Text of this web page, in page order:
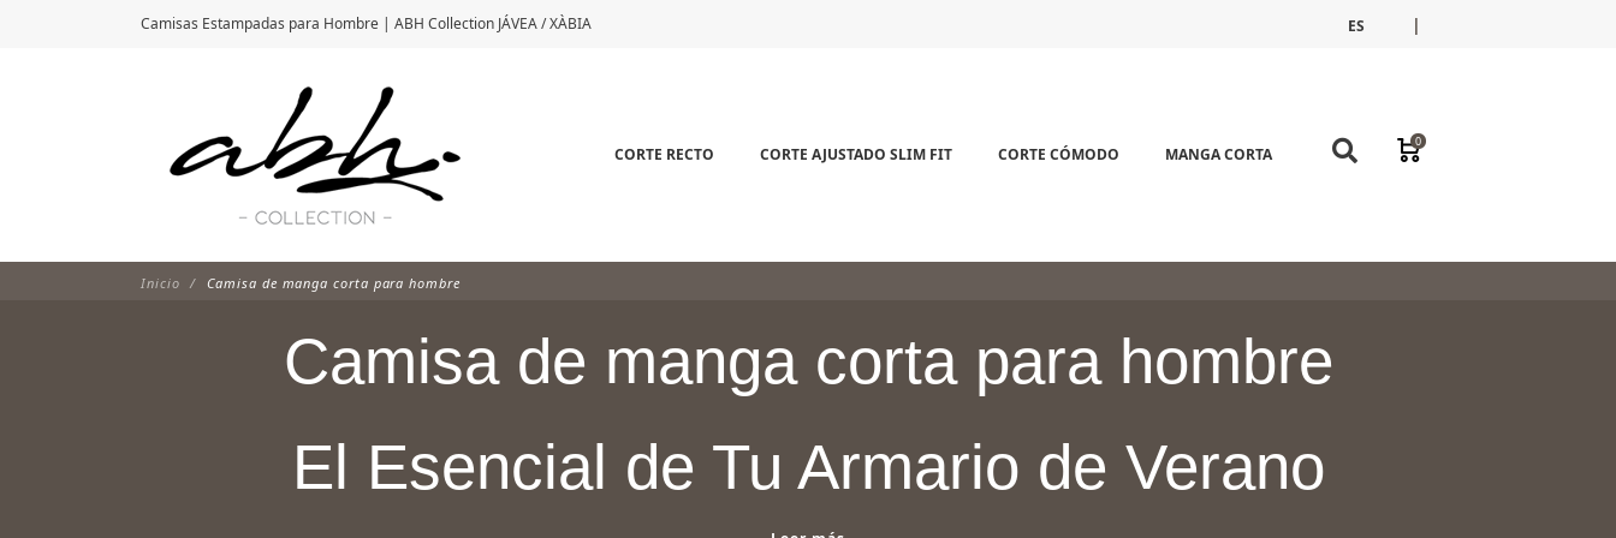
Camisas Estampadas para Hombre | ABH Collection JÁVEA / XÀBIA
ES
|
CORTE RECTO CORTE AJUSTADO SLIM FIT CORTE CÓMODO MANGA CORTA
0
Inicio Camisa de manga corta para hombre
Camisa de manga corta para hombre
El Esencial de Tu Armario de Verano